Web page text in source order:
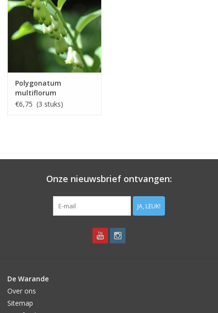
Polygonatum
multiflorum
€6,75 (3 stuks)
Onze nieuwsbrief ontvangen:
JA, LEUK!
De Warande
Over ons
Sitemap